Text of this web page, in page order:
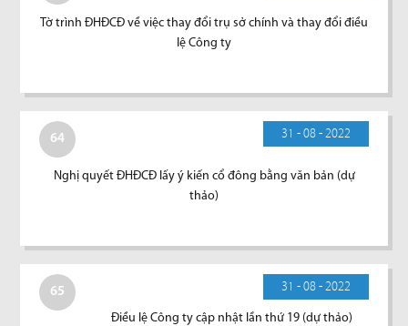
Tờ trình ĐHĐCĐ về việc thay đổi trụ sở chính và thay đổi điều
lệ Công ty
64 31 - 08 - 2022
Nghị quyết ĐHĐCĐ lấy ý kiến cổ đông bằng văn bản (dự
thảo)
65 31 - 08 - 2022
Điều lệ Công ty cập nhật lần thứ 19 (dự thảo)